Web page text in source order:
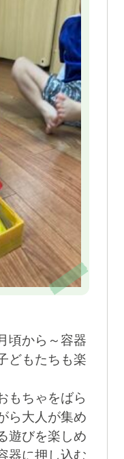
頃から～容器
どもたちも楽
もちゃをばら
ら大人が集め
遊びを楽しめ
器に押し込む